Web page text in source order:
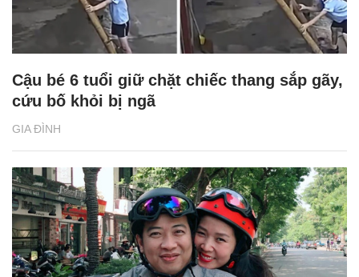
GIA ĐÌNH
Cậu bé 6 tuổi giữ chặt chiếc thang sắp gãy,
cứu bố khỏi bị ngã